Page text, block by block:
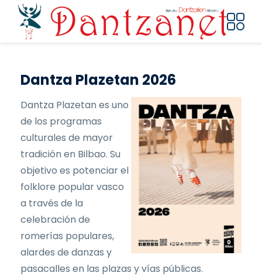
Pasar al contenido principal
Dantza Plazetan 2026
Dantza Plazetan es uno
de los programas
culturales de mayor
tradición en Bilbao. Su
objetivo es potenciar el
folklore popular vasco
a través de la
celebración de
romerías populares,
alardes de danzas y
pasacalles en las plazas y vías públicas.